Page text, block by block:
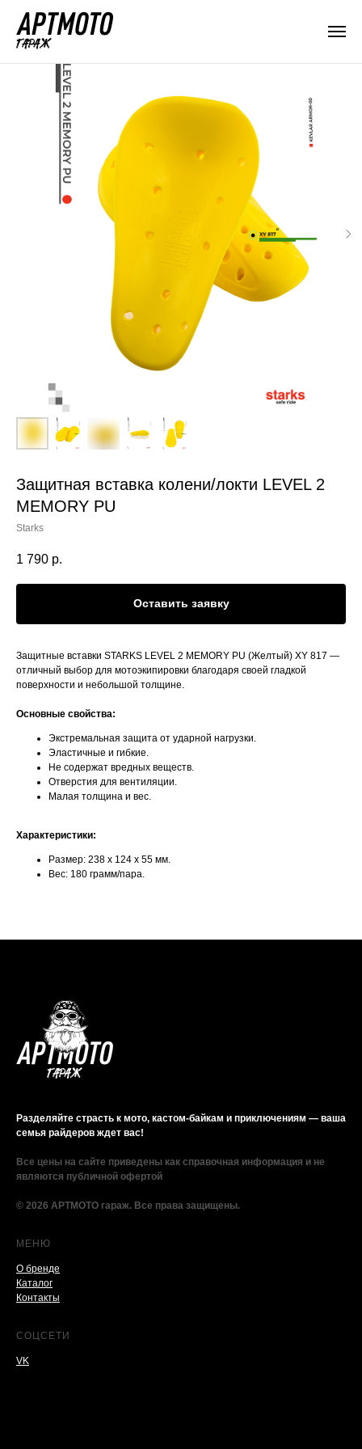
Защитная вставка колени/локти LEVEL 2
MEMORY PU
Starks
1 790 р.
Оставить заявку
Защитные вставки STARKS LEVEL 2 MEMORY PU (Желтый) XY 817 —
отличный выбор для мотоэкипировки благодаря своей гладкой
поверхности и небольшой толщине.
Основные свойства:
Экстремальная защита от ударной нагрузки.
Эластичные и гибкие.
Не содержат вредных веществ.
Отверстия для вентиляции.
Малая толщина и вес.
Характеристики:
Размер: 238 х 124 х 55 мм.
Вес: 180 грамм/пара.
Разделяйте страсть к мото, кастом-байкам и приключениям — ваша
семья райдеров ждет вас!
Все цены на сайте приведены как справочная информация и не
являются публичной офертой
© 2026 АРТМОТО гараж. Все права защищены.
МЕНЮ
О бренде
Каталог
Контакты
СОЦСЕТИ
VK